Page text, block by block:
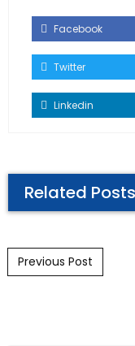
Facebook
Twitter
Linkedin
Related Posts
Post
Previous Post